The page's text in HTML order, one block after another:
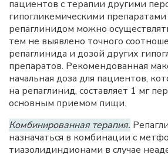
пациентов с терапии другими
гипогликемическими
репаглинидом можно
тем не выявлено точного
репаглинида и дозой других
препаратов. Рекомендованная
начальная доза для пациентов,
на репаглинид, составляет 1 мг
основным приемом пищи.
Комбинированная терапия.
назначаться в комбинации с
тиазолидиндионами в случае